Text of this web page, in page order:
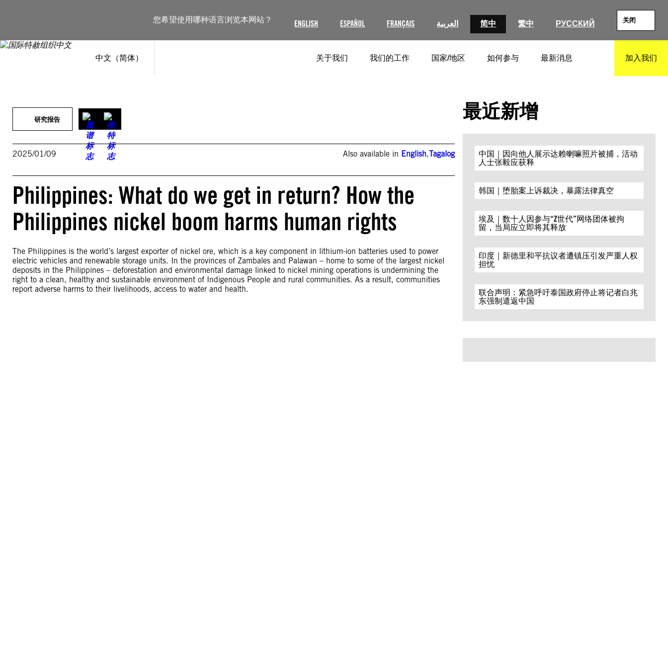
您希望使用哪种语言浏览本网站？ ENGLISH ESPAÑOL FRANÇAIS العربية 简中 繁中 РУССКИЙ 关闭
中文（简体） 关于我们 我们的工作 国家/地区 如何参与 最新消息 加入我们
研究报告
2025/01/09 Also available in English,Tagalog
Philippines: What do we get in return? How the
Philippines nickel boom harms human rights
The Philippines is the world’s largest exporter of nickel ore, which is a key component in lithium-ion batteries used to power
electric vehicles and renewable storage units. In the provinces of Zambales and Palawan – home to some of the largest nickel
deposits in the Philippines – deforestation and environmental damage linked to nickel mining operations is undermining the
right to a clean, healthy and sustainable environment of Indigenous People and rural communities. As a result, communities
report adverse harms to their livelihoods, access to water and health.
最近新增
中国｜因向他人展示达赖喇嘛照片被捕，活动
人士张毅应获释
韩国｜堕胎案上诉裁决，暴露法律真空
埃及｜数十人因参与“Z世代”网络团体被拘
留，当局应立即将其释放
印度｜新德里和平抗议者遭镇压引发严重人权
担忧
联合声明：紧急呼吁泰国政府停止将记者白兆
东强制遣返中国